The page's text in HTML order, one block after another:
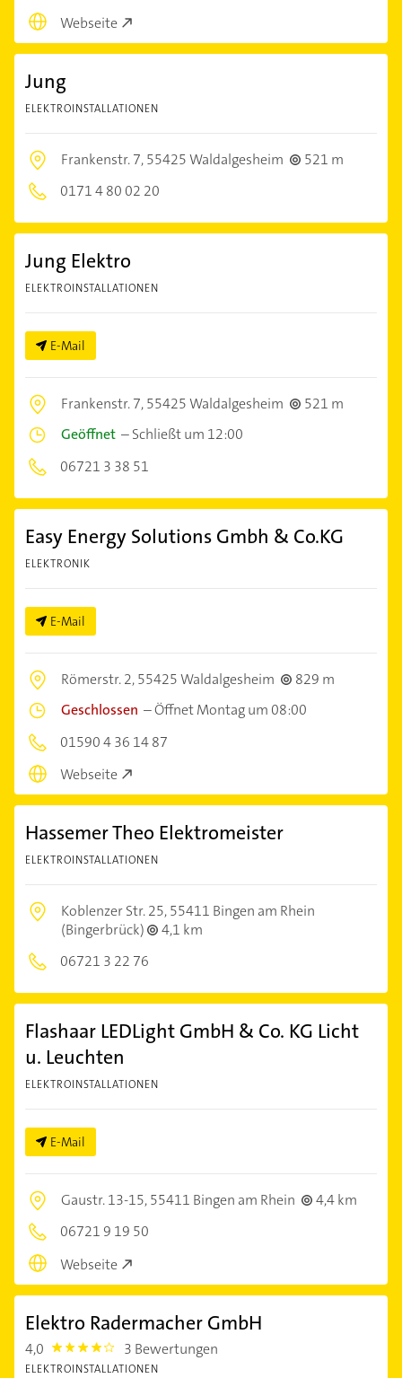
Webseite
Jung
ELEKTROINSTALLATIONEN
Frankenstr. 7,55425 Waldalgesheim
521 m
0171 4 80 02 20
Jung Elektro
ELEKTROINSTALLATIONEN
E-Mail
Frankenstr. 7,55425 Waldalgesheim
521 m
Geöffnet –Schließt um 12:00
06721 3 38 51
Easy Energy Solutions Gmbh & Co.KG
ELEKTRONIK
E-Mail
Römerstr. 2,55425 Waldalgesheim
829 m
Geschlossen –Öffnet Montag um 08:00
01590 4 36 14 87
Webseite
Hassemer Theo Elektromeister
ELEKTROINSTALLATIONEN
Koblenzer Str. 25,55411 Bingen am Rhein
(Bingerbrück)
4,1 km
06721 3 22 76
Flashaar LEDLight GmbH & Co. KG Licht
u. Leuchten
ELEKTROINSTALLATIONEN
E-Mail
Gaustr. 13-15,55411 Bingen am Rhein
4,4 km
06721 9 19 50
Webseite
Elektro Radermacher GmbH
4,0 4.0 3 Bewertungen
ELEKTROINSTALLATIONEN